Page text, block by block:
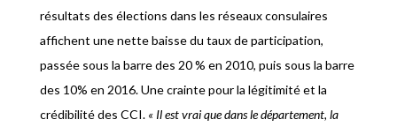
résultats des élections dans les réseaux consulaires
affichent une nette baisse du taux de participation,
passée sous la barre des 20 % en 2010, puis sous la barre
des 10% en 2016. Une crainte pour la légitimité et la
crédibilité des CCI. « Il est vrai que dans le département, la